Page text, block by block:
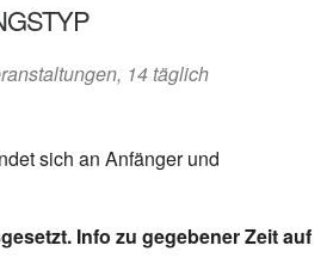
14 täglich
sich an Anfänger und
Info zu gegebener Zeit auf